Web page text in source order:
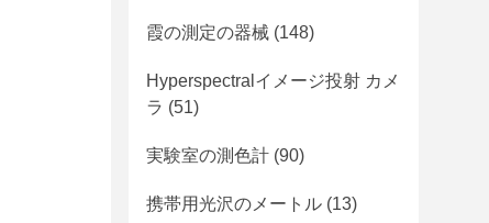
霞の測定の器械 (148)
Hyperspectralイメージ投射 カメ
ラ (51)
実験室の測色計 (90)
携帯用光沢のメートル (13)